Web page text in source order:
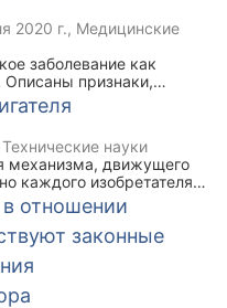
2020 г., Медицинские
заболевание как
признаки,
болезни. Ключевым
упражнений лечебной
рекомендован
Технические науки
механизма, движущего
каждого изобретателя.
положили основу
законы, отрицающие его
существования
возникновения
отношении
законные